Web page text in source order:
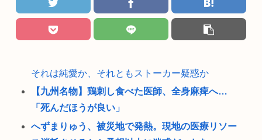
それは純愛か、それともストーカー疑惑か
【九州名物】鶏刺し食べた医師、全身麻痺へ…
「死んだほうが良い」
へずまりゅう、被災地で発熱。現地の医療リソー